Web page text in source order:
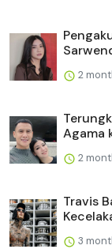
2
Agama
2
Travis
3